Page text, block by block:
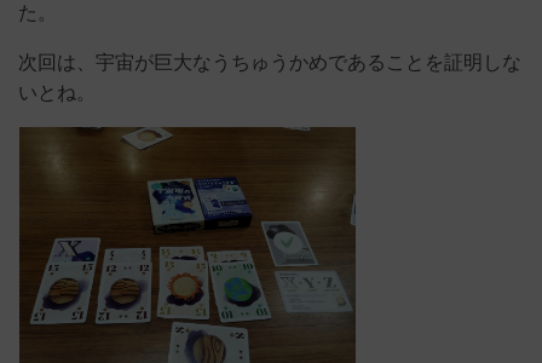
た。
次回は、宇宙が巨大なうちゅうかめであることを証明しな
いとね。